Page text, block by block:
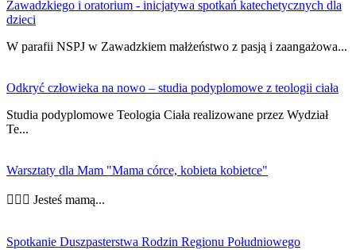
Zawadzkiego i oratorium - inicjatywa spotkań katechetycznych dla
dzieci
W parafii NSPJ w Zawadzkiem małżeństwo z pasją i zaangażowa...
Odkryć człowieka na nowo – studia podyplomowe z teologii ciała
Studia podyplomowe Teologia Ciała realizowane przez Wydział
Te...
Warsztaty dla Mam "Mama córce, kobieta kobietce"
👩‍❤️‍👩 Jesteś mamą...
Spotkanie Duszpasterstwa Rodzin Regionu Południowego